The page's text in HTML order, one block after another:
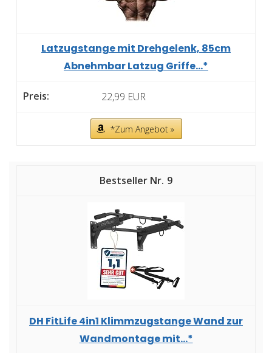
Latzugstange mit Drehgelenk, 85cm
Abnehmbar Latzug Griffe...*
22,99 EUR
*Zum Angebot »
9
DH FitLife 4in1 Klimmzugstange Wand zur
Wandmontage mit...*